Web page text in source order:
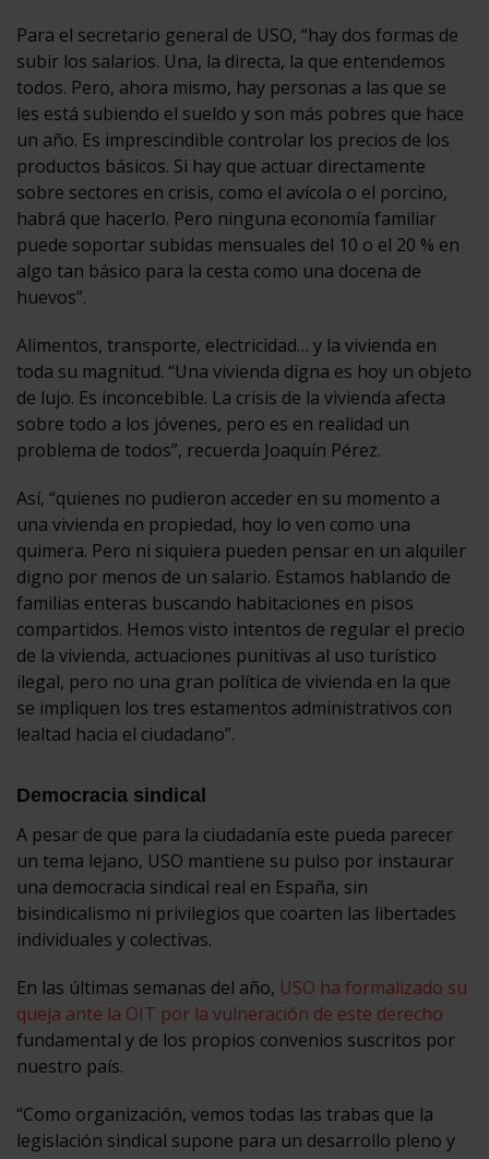
Para el secretario general de USO, “hay dos formas de
subir los salarios. Una, la directa, la que entendemos
todos. Pero, ahora mismo, hay personas a las que se
les está subiendo el sueldo y son más pobres que hace
un año. Es imprescindible controlar los precios de los
productos básicos. Si hay que actuar directamente
sobre sectores en crisis, como el avícola o el porcino,
habrá que hacerlo. Pero ninguna economía familiar
puede soportar subidas mensuales del 10 o el 20 % en
algo tan básico para la cesta como una docena de
huevos”.
Alimentos, transporte, electricidad… y la vivienda en
toda su magnitud. “Una vivienda digna es hoy un objeto
de lujo. Es inconcebible. La crisis de la vivienda afecta
sobre todo a los jóvenes, pero es en realidad un
problema de todos”, recuerda Joaquín Pérez.
Así, “quienes no pudieron acceder en su momento a
una vivienda en propiedad, hoy lo ven como una
quimera. Pero ni siquiera pueden pensar en un alquiler
digno por menos de un salario. Estamos hablando de
familias enteras buscando habitaciones en pisos
compartidos. Hemos visto intentos de regular el precio
de la vivienda, actuaciones punitivas al uso turístico
ilegal, pero no una gran política de vivienda en la que
se impliquen los tres estamentos administrativos con
lealtad hacia el ciudadano”.
Democracia sindical
A pesar de que para la ciudadanía este pueda parecer
un tema lejano, USO mantiene su pulso por instaurar
una democracia sindical real en España, sin
bisindicalismo ni privilegios que coarten las libertades
individuales y colectivas.
En las últimas semanas del año, USO ha formalizado su
queja ante la OIT por la vulneración de este derecho
fundamental y de los propios convenios suscritos por
nuestro país.
“Como organización, vemos todas las trabas que la
legislación sindical supone para un desarrollo pleno y